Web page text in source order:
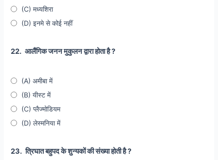
(C) मध्यशिरा
(D) इनमे से कोई नहीं
22. आलैंगिक जनन मुकुलन द्वारा होता है ?
(A) अमीबा में
(B) यीस्ट में
(C) प्लैज्मोडियम
(D) लेस्मनिया में
23. त्रिघात बहुपद के शुन्यकों की संख्या होती है ?